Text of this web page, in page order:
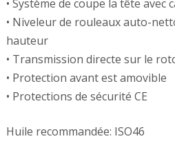
• Système de coupe la tête avec
• Niveleur de rouleaux auto-
hauteur
• Transmission directe sur le
• Protection avant est amovible
• Protections de sécurité CE
Huile recommandée: ISO46